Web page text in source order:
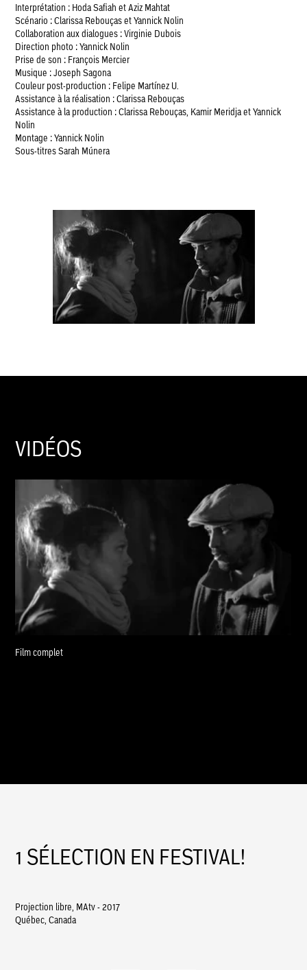
Interprétation : Hoda Safiah et Aziz Mahtat
Scénario : Clarissa Rebouças et Yannick Nolin
Collaboration aux dialogues : Virginie Dubois
Direction photo : Yannick Nolin
Prise de son : François Mercier
Musique : Joseph Sagona
Couleur post-production : Felipe Martínez U.
Assistance à la réalisation : Clarissa Rebouças
Assistance à la production : Clarissa Rebouças, Kamir Meridja et Yannick
Nolin
Montage : Yannick Nolin
Sous-titres Sarah Múnera
VIDÉOS
Film complet
1 SÉLECTION EN FESTIVAL!
Projection libre, MAtv - 2017
Québec, Canada